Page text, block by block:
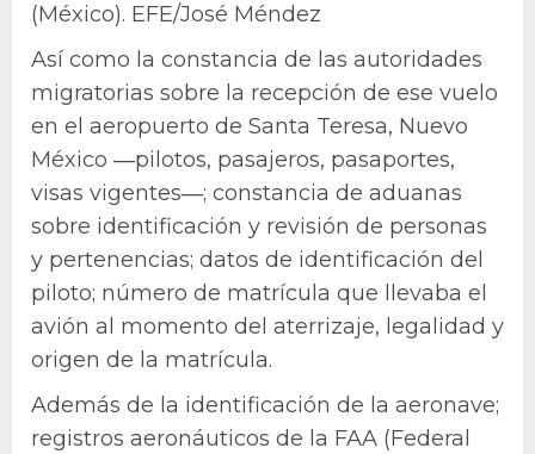
(México). EFE/José Méndez
Así como la constancia de las autoridades
migratorias sobre la recepción de ese vuelo
en el aeropuerto de Santa Teresa, Nuevo
México ―pilotos, pasajeros, pasaportes,
visas vigentes―; constancia de aduanas
sobre identificación y revisión de personas
y pertenencias; datos de identificación del
piloto; número de matrícula que llevaba el
avión al momento del aterrizaje, legalidad y
origen de la matrícula.
Además de la identificación de la aeronave;
registros aeronáuticos de la FAA (Federal